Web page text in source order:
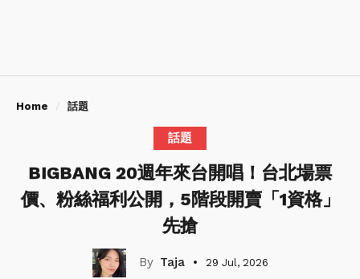
Home 話題
話題
BIGBANG 20週年來台開唱！台北場票
價、粉絲福利公開，5階段開賣「1資格」
先搶
Taja 29 Jul, 2026